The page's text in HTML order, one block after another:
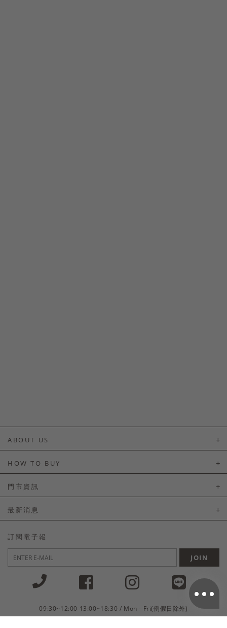
ABOUT US
HOW TO BUY
如何購買
會員常見問題
訂單常見問題
商品售後服務
電子發票
會員制度優惠折扣
門市資訊
門市資訊
最新消息
訂閱電子報
JOIN
09:30~12:00 13:00~18:30 / Mon - Fri(例假日除外)